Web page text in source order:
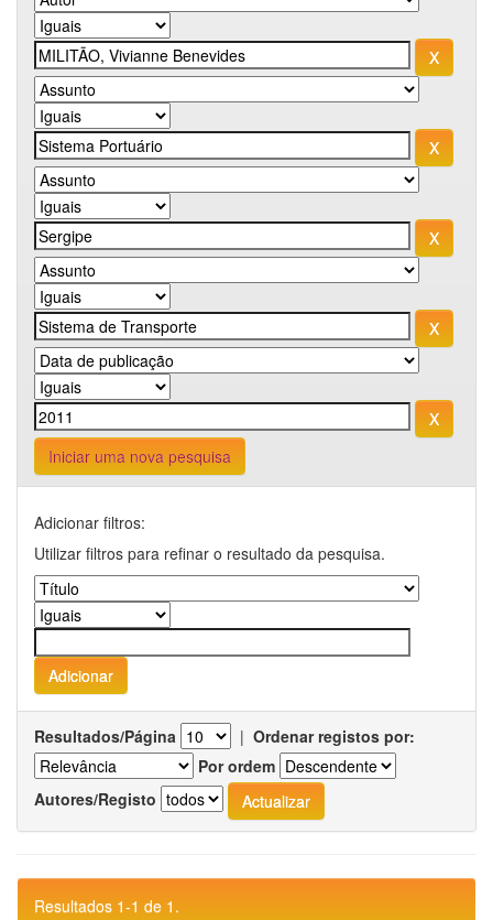
Iniciar uma nova pesquisa
Adicionar filtros:
Utilizar filtros para refinar o resultado da pesquisa.
Resultados/Página | Ordenar registos por:
Por ordem
Autores/Registo
Resultados 1-1 de 1.